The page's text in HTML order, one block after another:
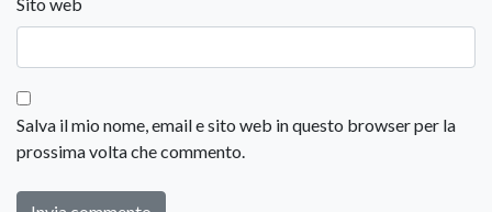
Salva il mio nome, email e sito web in questo browser per la
prossima volta che commento.